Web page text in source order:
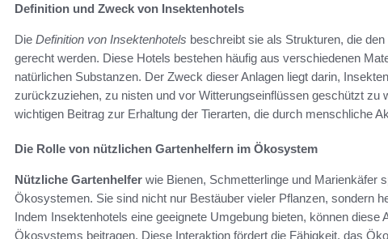
Definition und Zweck von Insektenhotels
Die Definition von Insektenhotels beschreibt sie als Strukturen, die
gerecht werden. Diese Hotels bestehen häufig aus verschiedenen
natürlichen Substanzen. Der Zweck dieser Anlagen liegt darin,
zurückzuziehen, zu nisten und vor Witterungseinflüssen geschützt zu
wichtigen Beitrag zur Erhaltung der Tierarten, die durch menschliche
Die Rolle von nützlichen Gartenhelfern im Ökosystem
Nützliche Gartenhelfer wie Bienen, Schmetterlinge und Marienkäfer
Ökosystemen. Sie sind nicht nur Bestäuber vieler Pflanzen, sondern
Indem Insektenhotels eine geeignete Umgebung bieten, können diese
Ökosystems beitragen. Diese Interaktion fördert die Fähigkeit, das